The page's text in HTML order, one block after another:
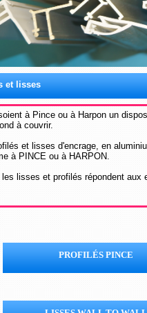
et lisses
à Pince ou à Harpon un
à couvrir.
et lisses d'encrage, en
à PINCE ou à HARPON.
les lisses et profilés répondent aux
PROFILÉS PINCE